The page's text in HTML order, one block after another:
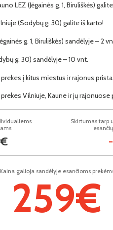
LEZ (Jėgainės g. 1, Biruliškės)
(Sodybų g. 30) galite iš karto!
g. 1, Biruliškės) sandėlyje – 2
g. 30) sandėlyje – 10 vnt.
į kitus miestus ir rajonus
Vilniuje, Kaune ir jų
Kaina galioja sandėlyje esančioms
259€
Skirtumas tarp